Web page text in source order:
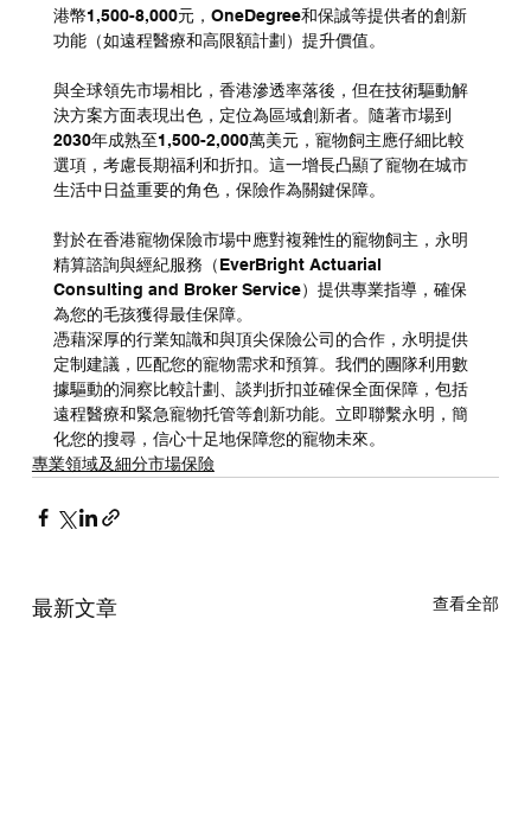
港幣1,500-8,000元，OneDegree和保誠等提供者的創新
功能（如遠程醫療和高限額計劃）提升價值。
與全球領先市場相比，香港滲透率落後，但在技術驅動解
決方案方面表現出色，定位為區域創新者。隨著市場到
2030年成熟至1,500-2,000萬美元，寵物飼主應仔細比較
選項，考慮長期福利和折扣。這一增長凸顯了寵物在城市
生活中日益重要的角色，保險作為關鍵保障。
對於在香港寵物保險市場中應對複雜性的寵物飼主，永明
精算諮詢與經紀服務（EverBright Actuarial
Consulting and Broker Service）提供專業指導，確保
為您的毛孩獲得最佳保障。
憑藉深厚的行業知識和與頂尖保險公司的合作，永明提供
定制建議，匹配您的寵物需求和預算。我們的團隊利用數
據驅動的洞察比較計劃、談判折扣並確保全面保障，包括
遠程醫療和緊急寵物托管等創新功能。立即聯繫永明，簡
化您的搜尋，信心十足地保障您的寵物未來。
專業領域及細分市場保險
最新文章 查看全部